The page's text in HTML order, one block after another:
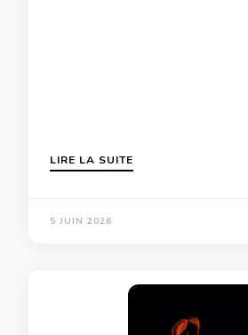
LIRE LA SUITE
5 JUIN 2026